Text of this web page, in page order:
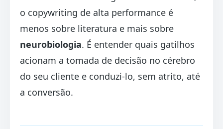
o copywriting de alta performance é
menos sobre literatura e mais sobre
neurobiologia. É entender quais gatilhos
acionam a tomada de decisão no cérebro
do seu cliente e conduzi-lo, sem atrito, até
a conversão.